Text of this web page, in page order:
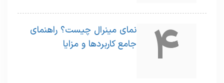
4
نمای مینرال چیست؟ راهنمای
جامع کاربردها و مزایا